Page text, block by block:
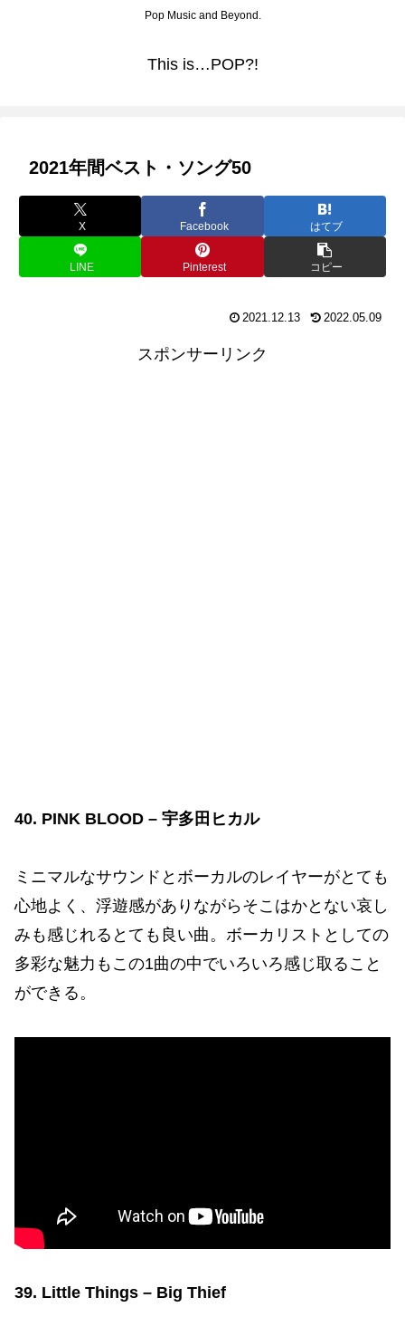
Pop Music and Beyond.
This is…POP?!
2021年間ベスト・ソング50
X Facebook はてブ
LINE Pinterest コピー
2021.12.13 2022.05.09
スポンサーリンク
40. PINK BLOOD – 宇多田ヒカル
ミニマルなサウンドとボーカルのレイヤーがとても
心地よく、浮遊感がありながらそこはかとない哀し
みも感じれるとても良い曲。ボーカリストとしての
多彩な魅力もこの1曲の中でいろいろ感じ取ること
ができる。
39. Little Things – Big Thief